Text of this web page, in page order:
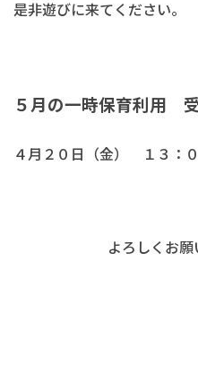
是非遊びに来てください。
５月の一時保育利用
４月２０日（金） １３：
よろしくお